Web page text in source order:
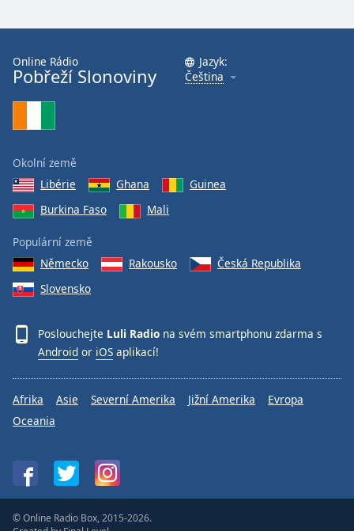
Online Rádio
Pobřeží Slonoviny
Jazyk:
Čeština
Okolní země
Libérie
Ghana
Guinea
Burkina Faso
Mali
Populární země
Německo
Rakousko
Česká Republika
Slovensko
Poslouchejte Luli Radio na svém smartphonu zdarma s
Android or iOS aplikací!
Afrika Asie Severní Amerika Jižní Amerika
Evropa
Oceania
© Online Radio Box, 2015-2026.